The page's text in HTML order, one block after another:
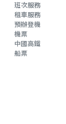
班次服務
租車服務
預辦登機
機票
中國高鐵
船票